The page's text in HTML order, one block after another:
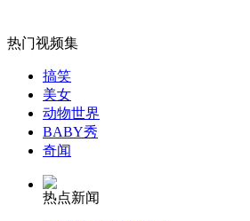
外交部：反对强权政治霸凌主义
外交部：有关国家言论片面不公正
热门视频集
搞笑
美女
动物世界
BABY秀
奇闻
热点新闻